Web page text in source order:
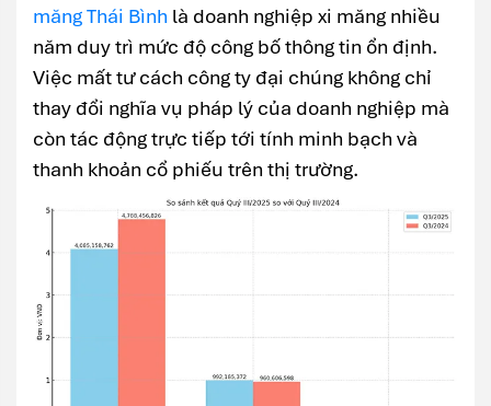
măng Thái Bình là doanh nghiệp xi măng nhiều
năm duy trì mức độ công bố thông tin ổn định.
Việc mất tư cách công ty đại chúng không chỉ
thay đổi nghĩa vụ pháp lý của doanh nghiệp mà
còn tác động trực tiếp tới tính minh bạch và
thanh khoản cổ phiếu trên thị trường.